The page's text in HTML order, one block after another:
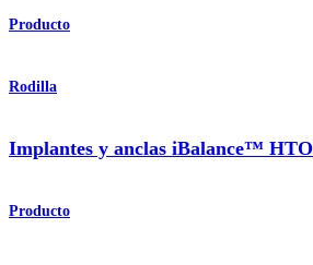
Producto
Rodilla
Implantes y anclas iBalance™ HTO
Producto